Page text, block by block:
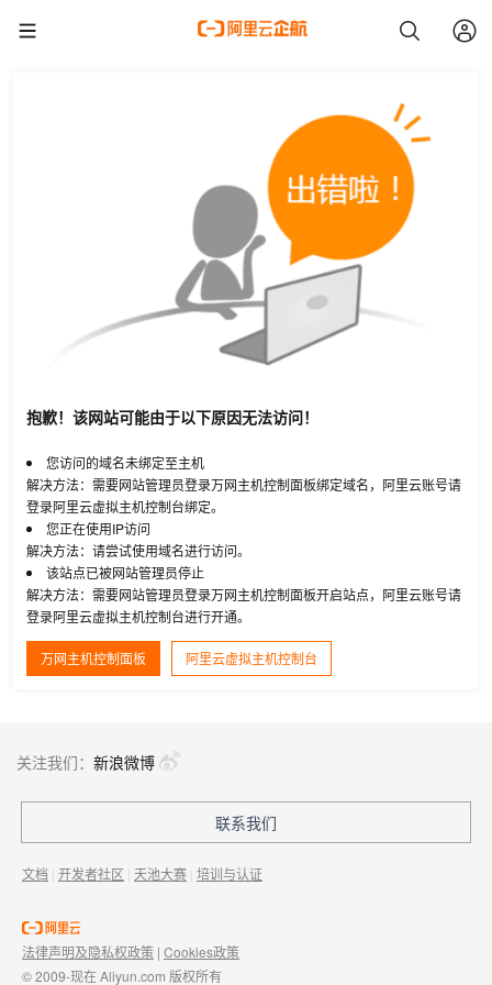
抱歉！该网站可能由于以下原因无法访问！
您访问的域名未绑定至主机
解决方法：需要网站管理员登录万网主机控制面板绑定域名，阿里云账号请
登录阿里云虚拟主机控制台绑定。
您正在使用IP访问
解决方法：请尝试使用域名进行访问。
该站点已被网站管理员停止
解决方法：需要网站管理员登录万网主机控制面板开启站点，阿里云账号请
登录阿里云虚拟主机控制台进行开通。
万网主机控制面板 阿里云虚拟主机控制台